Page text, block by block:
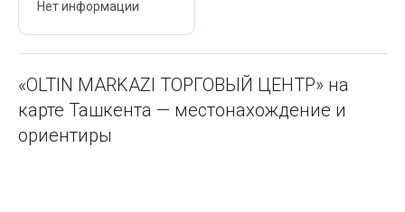
Нет информации
«OLTIN MARKAZI ТОРГОВЫЙ ЦЕНТР» на
карте Ташкента — местонахождение и
ориентиры